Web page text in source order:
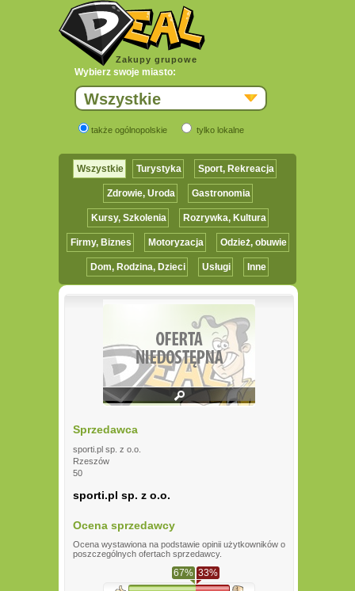
Zakupy grupowe
Wybierz swoje miasto:
Wszystkie
także ogólnopolskie tylko lokalne
Wszystkie Turystyka Sport, Rekreacja
Zdrowie, Uroda Gastronomia
Kursy, Szkolenia Rozrywka, Kultura
Firmy, Biznes Motoryzacja Odzież, obuwie
Dom, Rodzina, Dzieci Usługi Inne
Sprzedawca
sporti.pl sp. z o.o.
Rzeszów
50
sporti.pl sp. z o.o.
Ocena sprzedawcy
Ocena wystawiona na podstawie opinii użytkowników o
poszczególnych ofertach sprzedawcy.
67% 33%